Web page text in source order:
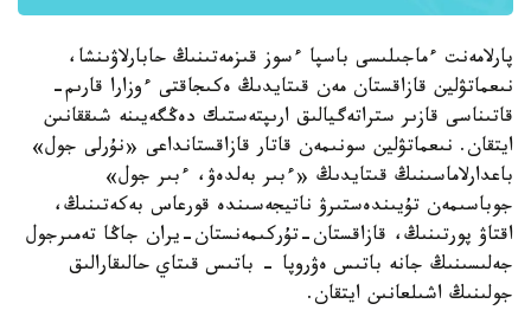
پارلامەنت ءماجىلىسى باسپا ءسوز قىزمەتىنىڭ حابارلاۋىنشا،
نىعماتۋلين قازاقستان مەن قىتايدىڭ ەكىجاقتى ءوزارا قارىم-
قاتىناسى قازىر ستراتەگيالىق ارىپتەستىك دەڭگەيىنە شىققانىن
ايتقان. نىعماتۋلين سونىمەن قاتار قازاقستانداعى «نۇرلى جول»
باعدارلاماسىنىڭ قىتايدىڭ «ءبىر بەلدەۋ، ءبىر جول»
جوباسىمەن تۇيىندەستىرۋ ناتيجەسىندە قورعاس بەكەتىنىڭ،
اقتاۋ پورتىنىڭ، قازاقستان-تۇركىمەنستان-يران جاڭا تەمىرجول
جەلىسىنىڭ جانە باتىس ەۋروپا - باتىس قىتاي حالىقارالىق
جولىنىڭ اشىلعانىن ايتقان.